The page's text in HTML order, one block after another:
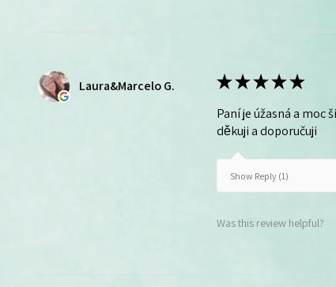
Laura&Marcelo G. ★★★★★
Paní je úžasná a
děkuji a doporučuji
Show Reply (1)
Was this review helpful?